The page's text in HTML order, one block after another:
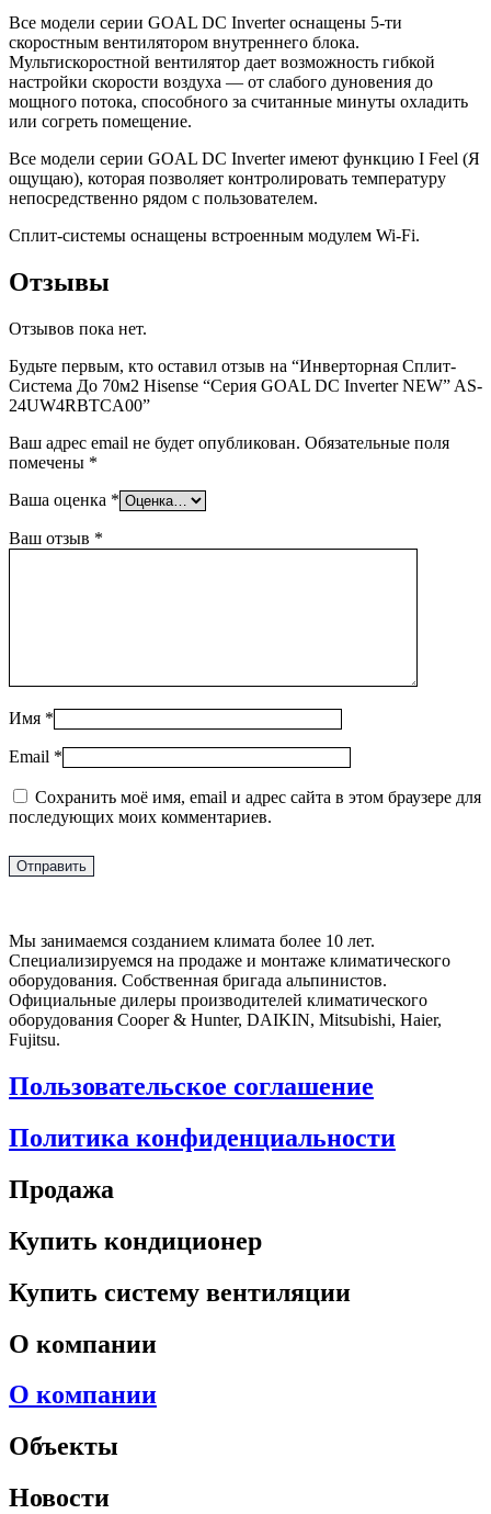
Все модели серии GOAL DC Inverter оснащены 5-ти
скоростным вентилятором внутреннего блока.
Мультискоростной вентилятор дает возможность гибкой
настройки скорости воздуха — от слабого дуновения до
мощного потока, способного за считанные минуты охладить
или согреть помещение.
Все модели серии GOAL DC Inverter имеют функцию I Feel (Я
ощущаю), которая позволяет контролировать температуру
непосредственно рядом с пользователем.
Сплит-системы оснащены встроенным модулем Wi-Fi.
Отзывы
Отзывов пока нет.
Будьте первым, кто оставил отзыв на “Инверторная Сплит-
Система До 70м2 Hisense “Серия GOAL DC Inverter NEW” AS-
24UW4RBTCA00”
Ваш адрес email не будет опубликован. Обязательные поля
помечены *
Ваша оценка *
Ваш отзыв *
Имя *
Email *
Сохранить моё имя, email и адрес сайта в этом браузере для
последующих моих комментариев.
Мы занимаемся созданием климата более 10 лет.
Специализируемся на продаже и монтаже климатического
оборудования. Собственная бригада альпинистов.
Официальные дилеры производителей климатического
оборудования Cooper & Hunter, DAIKIN, Mitsubishi, Haier,
Fujitsu.
Пользовательское соглашение
Политика конфиденциальности
Продажа
Купить кондиционер
Купить систему вентиляции
О компании
О компании
Объекты
Новости